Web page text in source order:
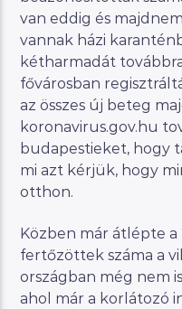
van eddig és
vannak házi
kétharmadát
fővárosban
az összes új beteg
koronavirus.gov.hu
budapestieket, hogy
mi azt kérjük, hogy
otthon.
Közben már átlépte a
fertőzöttek száma a
országban még nem
ahol már a korlátozó